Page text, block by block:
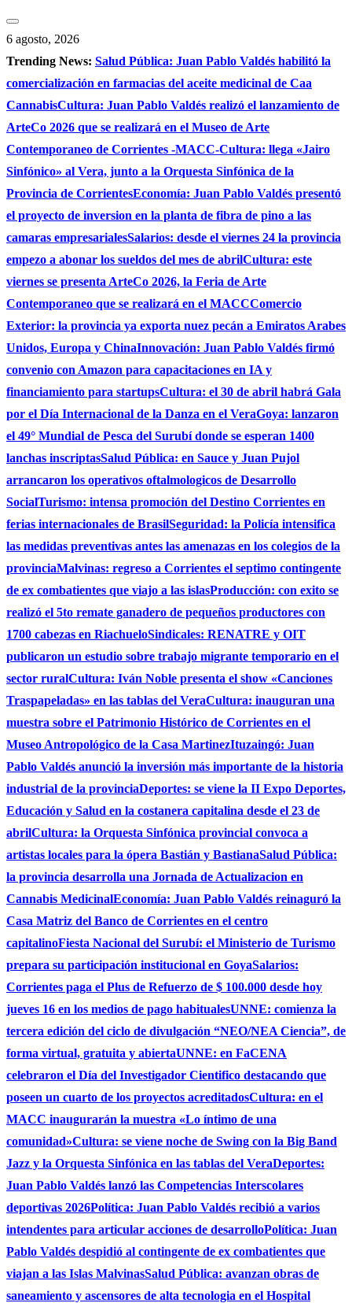
Saltar
al
contenido
6 agosto, 2026
Trending News: Salud Pública: Juan Pablo Valdés habilitó la
comercialización en farmacias del aceite medicinal de Caa
CannabisCultura: Juan Pablo Valdés realizó el lanzamiento de
ArteCo 2026 que se realizará en el Museo de Arte
Contemporaneo de Corrientes -MACC-Cultura: llega «Jairo
Sinfónico» al Vera, junto a la Orquesta Sinfónica de la
Provincia de CorrientesEconomía: Juan Pablo Valdés presentó
el proyecto de inversion en la planta de fibra de pino a las
camaras empresarialesSalarios: desde el viernes 24 la provincia
empezo a abonar los sueldos del mes de abrilCultura: este
viernes se presenta ArteCo 2026, la Feria de Arte
Contemporaneo que se realizará en el MACCComercio
Exterior: la provincia ya exporta nuez pecán a Emiratos Arabes
Unidos, Europa y ChinaInnovación: Juan Pablo Valdés firmó
convenio con Amazon para capacitaciones en IA y
financiamiento para startupsCultura: el 30 de abril habrá Gala
por el Día Internacional de la Danza en el VeraGoya: lanzaron
el 49° Mundial de Pesca del Surubí donde se esperan 1400
lanchas inscriptasSalud Pública: en Sauce y Juan Pujol
arrancaron los operativos oftalmologicos de Desarrollo
SocialTurismo: intensa promoción del Destino Corrientes en
ferias internacionales de BrasilSeguridad: la Policía intensifica
las medidas preventivas antes las amenazas en los colegios de la
provinciaMalvinas: regreso a Corrientes el septimo contingente
de ex combatientes que viajo a las islasProducción: con exito se
realizó el 5to remate ganadero de pequeños productores con
1700 cabezas en RiachueloSindicales: RENATRE y OIT
publicaron un estudio sobre trabajo migrante temporario en el
sector ruralCultura: Iván Noble presenta el show «Canciones
Traspapeladas» en las tablas del VeraCultura: inauguran una
muestra sobre el Patrimonio Histórico de Corrientes en el
Museo Antropológico de la Casa MartinezItuzaingó: Juan
Pablo Valdés anunció la inversión más importante de la historia
industrial de la provinciaDeportes: se viene la II Expo Deportes,
Educación y Salud en la costanera capitalina desde el 23 de
abrilCultura: la Orquesta Sinfónica provincial convoca a
artistas locales para la ópera Bastián y BastianaSalud Pública:
la provincia desarrolla una Jornada de Actualizacion en
Cannabis MedicinalEconomía: Juan Pablo Valdés reinaguró la
Casa Matriz del Banco de Corrientes en el centro
capitalinoFiesta Nacional del Surubí: el Ministerio de Turismo
prepara su participación institucional en GoyaSalarios:
Corrientes paga el Plus de Refuerzo de $ 100.000 desde hoy
jueves 16 en los medios de pago habitualesUNNE: comienza la
tercera edición del ciclo de divulgación “NEO/NEA Ciencia”, de
forma virtual, gratuita y abiertaUNNE: en FaCENA
celebraron el Día del Investigador Cientifico destacando que
poseen un cuarto de los proyectos acreditadosCultura: en el
MACC inaugurarán la muestra «Lo íntimo de una
comunidad»Cultura: se viene noche de Swing con la Big Band
Jazz y la Orquesta Sinfónica en las tablas del VeraDeportes:
Juan Pablo Valdés lanzó las Competencias Interscolares
deportivas 2026Política: Juan Pablo Valdés recibió a varios
intendentes para articular acciones de desarrolloPolítica: Juan
Pablo Valdés despidió al contingente de ex combatientes que
viajan a las Islas MalvinasSalud Pública: avanzan obras de
saneamiento y ascensores de alta tecnologia en el Hospital